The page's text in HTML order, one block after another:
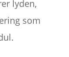
lyden,
som